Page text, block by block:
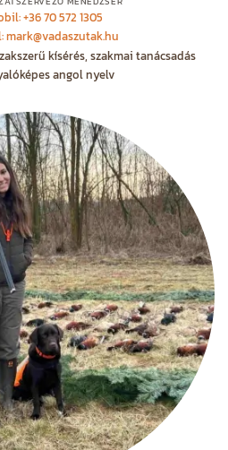
+36 70 572 1305
mark@vadaszutak.hu
kísérés, szakmai tanácsadás
angol nyelv